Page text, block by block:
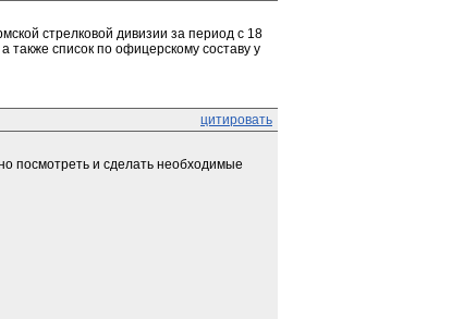
стрелковой дивизии за период с 18
список по офицерскому составу у
цитировать
посмотреть и сделать необходимые